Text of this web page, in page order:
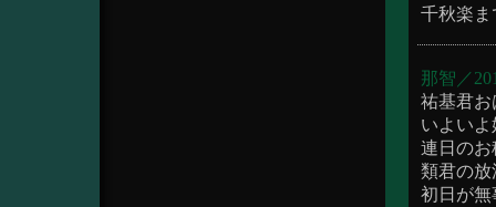
千秋楽ま
那智／
祐基君お
いよい
連日のお
類君の
初日が無